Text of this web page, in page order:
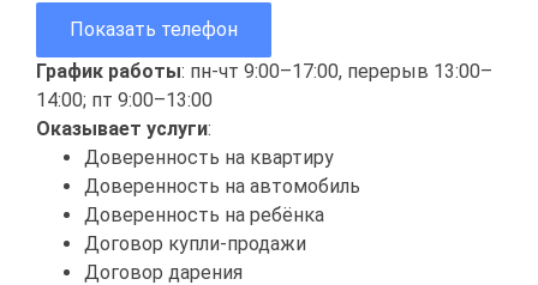
Показать телефон
График работы: пн-чт 9:00–17:00, перерыв 13:00–
14:00; пт 9:00–13:00
Оказывает услуги:
Доверенность на квартиру
Доверенность на автомобиль
Доверенность на ребёнка
Договор купли-продажи
Договор дарения